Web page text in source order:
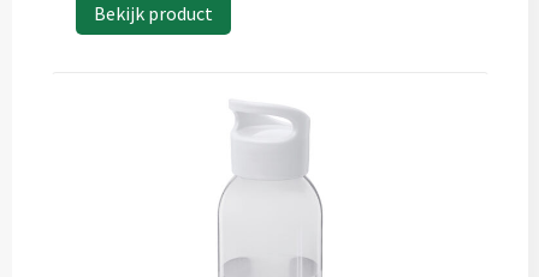
Bekijk product